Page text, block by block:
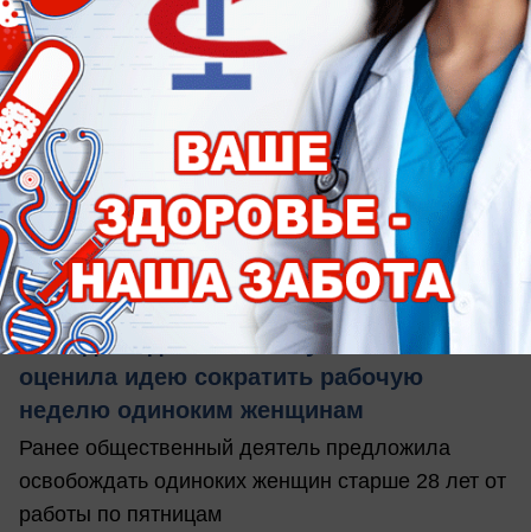
сегодня в 09:00
Общество
Выходной для поиска мужа: психолог
оценила идею сократить рабочую
неделю одиноким женщинам
Ранее общественный деятель предложила
освобождать одиноких женщин старше 28 лет от
работы по пятницам